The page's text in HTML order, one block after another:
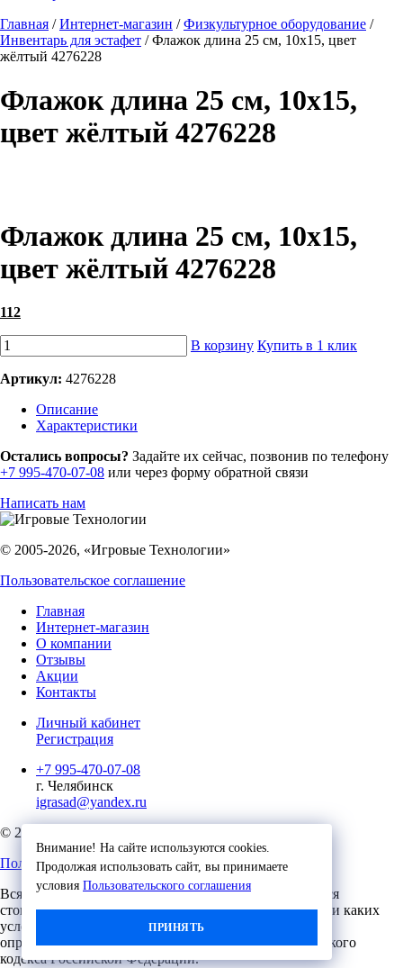
Главная /Интернет-магазин /Физкультурное оборудование /
Инвентарь для эстафет /Флажок длина 25 см, 10x15, цвет
жёлтый 4276228
Флажок длина 25 см, 10x15,
цвет жёлтый 4276228
Флажок длина 25 см, 10x15,
цвет жёлтый 4276228
112
В корзину Купить в 1 клик
Артикул: 4276228
Описание
Характеристики
Внимание! На сайте используются cookies.
Продолжая использовать сайт, вы принимаете
условия Пользовательского соглашения
ПРИНЯТЬ
Остались вопросы? Задайте их сейчас, позвонив по телефону
+7 995-470-07-08 или через форму обратной связи
Написать нам
© 2005-2026, «Игровые Технологии»
Пользовательское соглашение
Главная
Интернет-магазин
О компании
Отзывы
Акции
Контакты
Личный кабинет
Регистрация
+7 995-470-07-08
г. Челябинск
igrasad@yandex.ru
© 2023, Игровые Технологии
Пользовательское соглашение
Вся представленная на сайте информация, касающаяся
стоимости, носит информационный характер и ни при каких
условиях не является публичной офертой,
определяемой положениями Статьи 437 (2) Гражданского
кодекса Российской Федерации.